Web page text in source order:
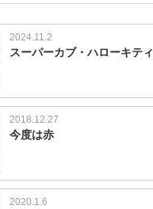
2024.11.2
スーパーカブ・ハローキティ
2018.12.27
今度は赤
2020.1.6